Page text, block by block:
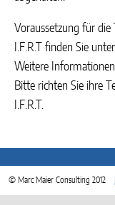
Voraussetzung für die
I.F.R.T finden Sie
Weitere
Bitte richten Sie ihre
I.F.R.T.
© Marc Maier Consulting 2012